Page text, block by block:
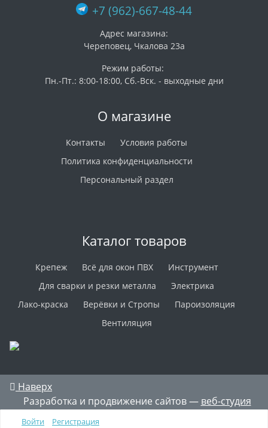
О магазине
Контакты
Условия работы
Политика конфиденциальности
Персональный раздел
Каталог товаров
Крепеж Всё для окон ПВХ
Инструмент
Для сварки и резки металла
Электрика
Лако-краска
Верёвки и Стропы
Пароизоляция
Вентиляция
+7 (962)-667-48-44
Адрес магазина:
Череповец, Чкалова 23а
Режим работы:
Пн.-Пт.: 8:00-18:00, Сб.-Вск. - выходные дни
Наверх
Разработка и продвижение сайтов — веб-студия
Войти Регистрация